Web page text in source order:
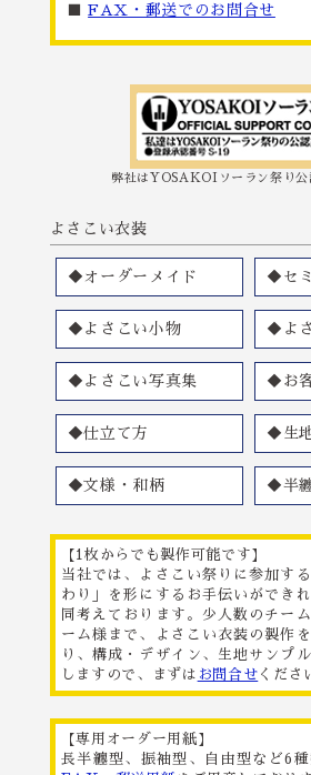
■FAX・郵送でのお問合せ
弊社はYOSAKOIソーラン祭り公
よさこい衣装
◆オーダーメイド ◆セ
◆よさこい小物 ◆よ
◆よさこい写真集 ◆お
◆仕立て方 ◆生
◆文様・和柄 ◆半
【1枚からでも製作可能です】
当社では、よさこい祭りに参加す
わり」を形にするお手伝いができ
同考えております。少人数のチー
ーム様まで、よさこい衣装の製作
り、構成・デザイン、生地サンプ
しますので、まずは お問合せ くださ
【専用オーダー用紙】
長半纏型、振袖型、自由型など6種